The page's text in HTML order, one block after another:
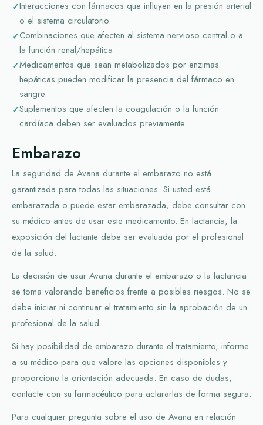
Interacciones con fármacos que influyen en la presión arterial
o el sistema circulatorio.
Combinaciones que afecten al sistema nervioso central o a
la función renal/hepática.
Medicamentos que sean metabolizados por enzimas
hepáticas pueden modificar la presencia del fármaco en
sangre.
Suplementos que afecten la coagulación o la función
cardíaca deben ser evaluados previamente.
Embarazo
La seguridad de Avana durante el embarazo no está
garantizada para todas las situaciones. Si usted está
embarazada o puede estar embarazada, debe consultar con
su médico antes de usar este medicamento. En lactancia, la
exposición del lactante debe ser evaluada por el profesional
de la salud.
La decisión de usar Avana durante el embarazo o la lactancia
se toma valorando beneficios frente a posibles riesgos. No se
debe iniciar ni continuar el tratamiento sin la aprobación de un
profesional de la salud.
Si hay posibilidad de embarazo durante el tratamiento, informe
a su médico para que valore las opciones disponibles y
proporcione la orientación adecuada. En caso de dudas,
contacte con su farmacéutico para aclararlas de forma segura.
Para cualquier pregunta sobre el uso de Avana en relación